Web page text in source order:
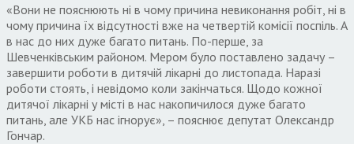
«Вони не пояснюють ні в чому причина невиконання робіт, ні в
чому причина їх відсутності вже на четвертій комісії поспіль. А
в нас до них дуже багато питань. По-перше, за
Шевченківським районом. Мером було поставлено задачу –
завершити роботи в дитячій лікарні до листопада. Наразі
роботи стоять, і невідомо коли закінчаться. Щодо кожної
дитячої лікарні у місті в нас накопичилося дуже багато
питань, але УКБ нас ігнорує», – пояснює депутат Олександр
Гончар.